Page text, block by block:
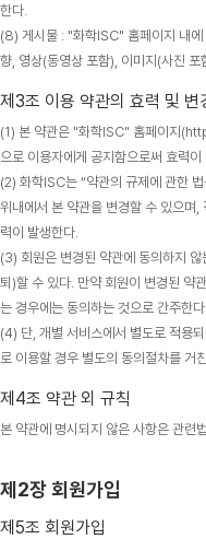
한다.
(8) 게시물 : "화학ISC" 홈페이지 내
향, 영상(동영상 포함), 이미지(사진 포
제3조 이용 약관의 효력 및 변
(1) 본 약관은 "화학ISC" 홈페이지
으로 이용자에게 공지함으로써 효력이
(2) 화학ISC는 “약관의 규제에 관한
위내에서 본 약관을 변경할 수 있으며
력이 발생한다.
(3) 회원은 변경된 약관에 동의하지
퇴)할 수 있다. 만약 회원이 변경된 약
는 경우에는 동의하는 것으로 간주한다.
(4) 단, 개별 서비스에서 별도로 적용
로 이용할 경우 별도의 동의절차를 거
제4조 약관 외 규칙
본 약관에 명시되지 않은 사항은 관련
제2장 회원가입
제5조 회원가입